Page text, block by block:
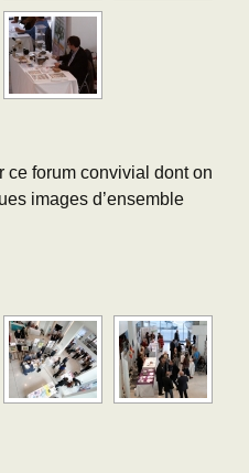
ce forum convivial dont on
images d’ensemble